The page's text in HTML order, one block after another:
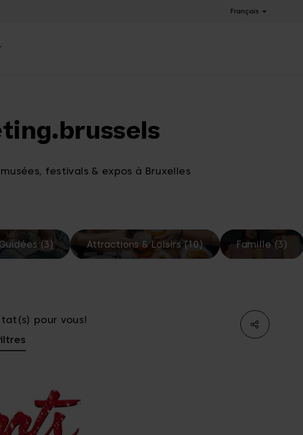
Français
festivals & expos à Bruxelles
(3) Attractions & Loisirs (10) Famille (3)
pour vous!